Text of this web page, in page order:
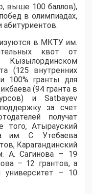
выше 100 баллов),
в олимпиадах,
абитуриентов.
в МКТУ им.
квот от
(125 внутренних
100% гранты для
(94 гранта в
и Satbayev
за счет
получат
того, Атырауский
им. С. Утебаева
Карагандинский
А. Сагинова – 19
– 12 грантов, а
университет – 10